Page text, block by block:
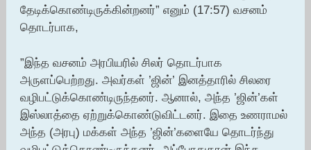
தேடிக்கொண்டிருக்கின்றனர்” எனும் (17:57) வசனம்
தொடர்பாக,
”இந்த வசனம் அரபியரில் சிலர் தொடர்பாக
அருளப்பெற்றது. அவர்கள் ’ஜின்’ இனத்தாரில் சிலரை
வழிபட்டுக்கொண்டிருந்தனர். ஆனால், அந்த ’ஜின்’கள்
இஸ்லாத்தை ஏற்றுக்கொண்டுவிட்டனர். இதை உணராமல்
அந்த (அரபு) மக்கள் அந்த ’ஜின்’களையே தொடர்ந்து